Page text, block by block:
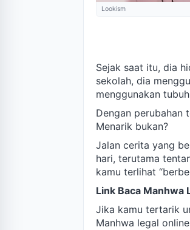
Lookism
Sejak saat itu, dia
sekolah, dia
menggunakan
Dengan perubahan
Menarik bukan?
Jalan cerita yang
hari, terutama
kamu terlihat
Link Baca Manhwa
Jika kamu tertarik
Manhwa legal